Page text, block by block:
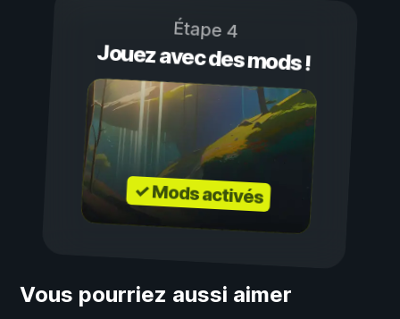
Étape 4
Jouez avec des mods !
✓ Mods activés
Vous pourriez aussi aimer